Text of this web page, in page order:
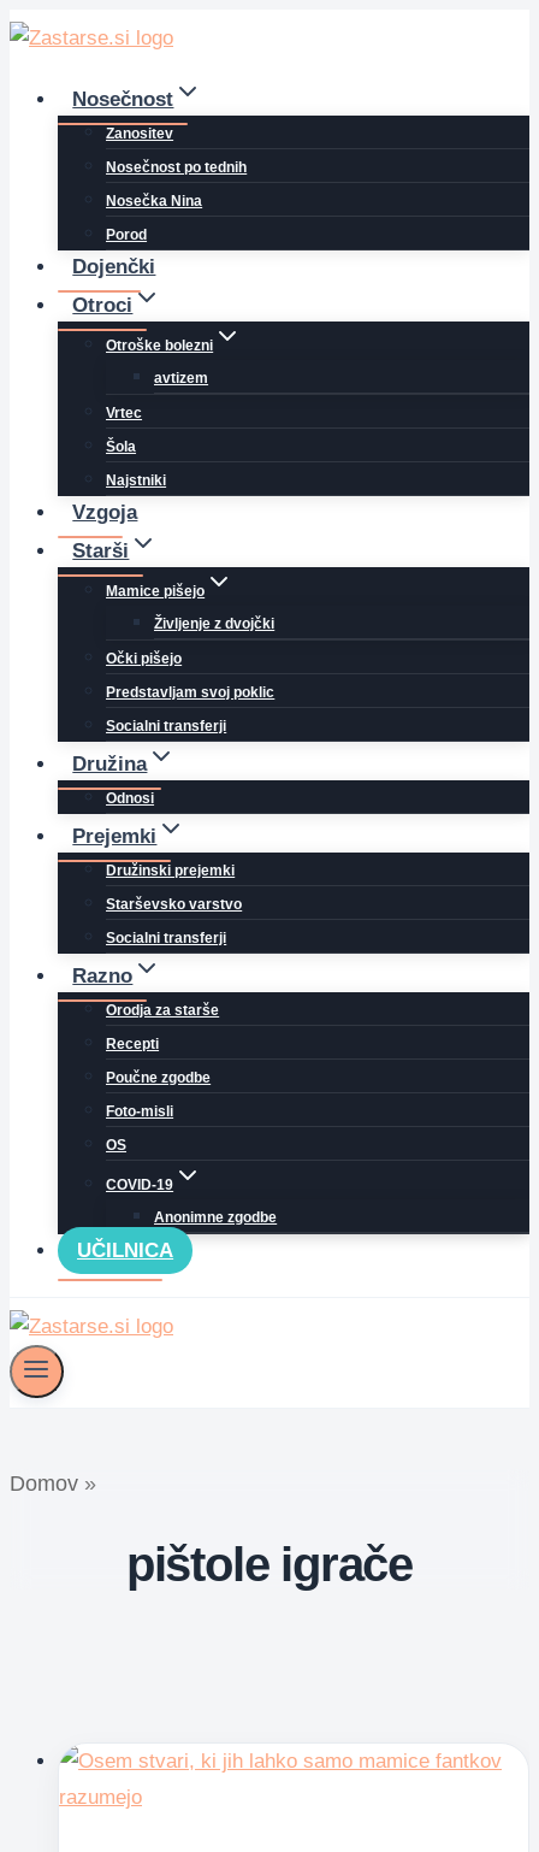
Skip
contentNosečnost
Zanositev
Nosečnost po tednih
Nosečka Nina
Porod
Dojenčki
Otroci
Otroške bolezni
avtizem
Vrtec
Šola
Najstniki
Vzgoja
Starši
Mamice pišejo
Življenje z dvojčki
Očki pišejo
Predstavljam svoj poklic
Socialni transferji
Družina
Odnosi
Prejemki
Družinski prejemki
Starševsko varstvo
Socialni transferji
Razno
Orodja za starše
Recepti
Poučne zgodbe
Foto-misli
OS
COVID-19
Anonimne zgodbe
UČILNICA
Domov »
pištole igrače